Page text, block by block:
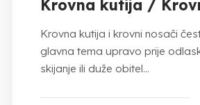
Krovna kutija /
Krovna kutija i krovni nosači
glavna tema upravo prije
skijanje ili duže obitel...